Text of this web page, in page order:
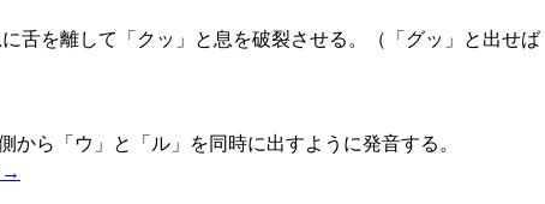
舌を離して「クッ」と息を破裂させる。（「グッ」と出せば
から「ウ」と「ル」を同時に出すように発音する。
→